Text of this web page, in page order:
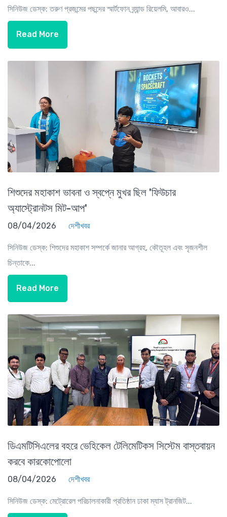
সিনিউজ ডেস্ক: তরুণ প্রজন্মের পছন্দের স্মার্টফোন ব্র্যান্ড রিয়েলমি, আবারও...
Read More
শিশুদের মহাকাশ ভাবনা ও স্বপ্নে মুখর ছিল 'ফিউচার
অ্যাস্ট্রোনটস মিট-আপ'
08/04/2026 দেশীখবর
সিনিউজ ডেস্ক: শিশুদের মহাকাশ সম্পর্কে জানার আগ্রহ, কৌতূহল এবং সৃজনশীল
চিন্তাকে...
Read More
ডিএমটিসিএলের বহরে ভেহিকেল টেলিমেটিকস সিস্টেম বাস্তবায়ন
করবে কারকোপোলো
08/04/2026 দেশীখবর
সিনিউজ ডেস্ক: মেট্রোরেল পরিচালনাকারী প্রতিষ্ঠান ঢাকা ম্যাস ট্রানজিট...